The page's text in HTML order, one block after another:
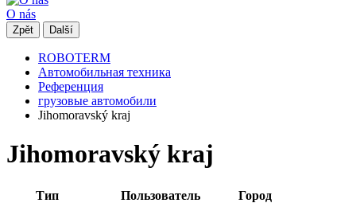
O nás
Zpět Další
ROBOTERM
Автомобильная техника
Референция
грузовые автомобили
Jihomoravský kraj
Jihomoravský kraj
Тип Пользователь
Город